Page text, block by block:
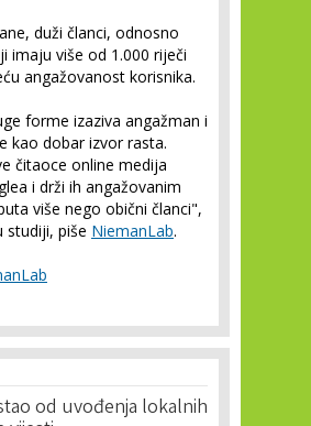
duži članci, odnosno
imaju više od 1.000 riječi
angažovanost korisnika.
forme izaziva angažman i
kao dobar izvor rasta.
čitaoce online medija
i drži ih angažovanim
više nego obični članci",
studiji, piše NiemanLab.
od uvođenja lokalnih